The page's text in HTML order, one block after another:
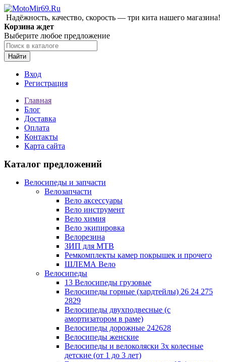
Надёжность, качество, скорость — три кита нашего магазина!
Корзина ждет
Выберите любое предложение
Найти
Вход
Регистрация
Главная
Блог
Доставка
Оплата
Контакты
Карта сайта
Каталог предложений
Велосипеды и запчасти
Велозапчасти
Вело аксессуары
Вело инструмент
Вело химия
Вело экипировка
Велорезина
ЗИП для MTB
Ремкомплекты камер покрышек и прочего
ШЛЕМА Вело
Велосипеды
13 Велосипеды грузовые
Велосипеды горные (хардтейлы) 26 24 275
2829
Велосипеды двухподвесные (с
амортизатором в раме)
Велосипеды дорожные 242628
Велосипеды женские
Велосипеды и велоколяски 3х колесные
детские (от 1 до 3 лет)